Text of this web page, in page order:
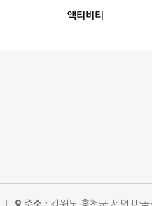
액티비티